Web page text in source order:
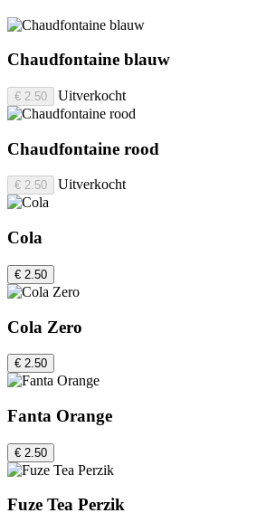
Chaudfontaine blauw
€ 2.50 Uitverkocht
Chaudfontaine rood
€ 2.50 Uitverkocht
Cola
€ 2.50
Cola Zero
€ 2.50
Fanta Orange
€ 2.50
Fuze Tea Perzik